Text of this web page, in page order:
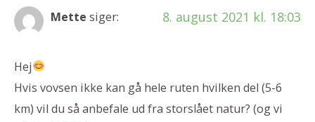
Mette siger: 8. august 2021 kl. 18:03
Hej
Hvis vovsen ikke kan gå hele ruten hvilken del (5-6
km) vil du så anbefale ud fra storslået natur? (og vi